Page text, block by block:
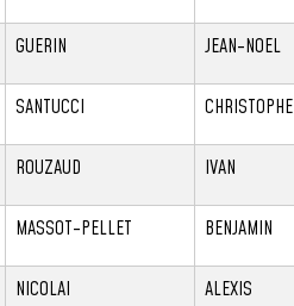
GUERIN JEAN-NOEL
SANTUCCI CHRISTOPHE
ROUZAUD IVAN
MASSOT-PELLET BENJAMIN
NICOLAI ALEXIS